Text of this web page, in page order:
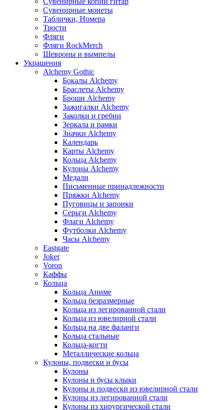
Сувенирные монеты
Таблички, Номера
Трости
Фляги
Фляги RockMerch
Шевроны и вымпелы
Украшения
Alchemy Gothic
Бокалы Alchemy
Браслеты Alchemy
Броши Alchemy
Зажигалки Alchemy
Заколки и гребни
Зеркала и рамки
Значки Alchemy
Календарь
Карты Alchemy
Кольца Alchemy
Кулоны Alchemy
Медали
Письменные принадлежности
Пряжки Alchemy
Пуговицы и запонки
Серьги Alchemy
Флаги Alchemy
Футболки Alchemy
Часы Alchemy
Eastgate
Joker
Voron
Каффы
Кольца
Кольца Аниме
Кольца безразмерные
Кольца из легированной стали
Кольца из ювелирной стали
Кольца на две фаланги
Кольца стальные
Кольца-когти
Металлические кольца
Кулоны, подвески и бусы
Кулоны
Кулоны и бусы клыки
Кулоны и подвески из ювелирной стали
Кулоны из легированной стали
Кулоны из хирургической стали